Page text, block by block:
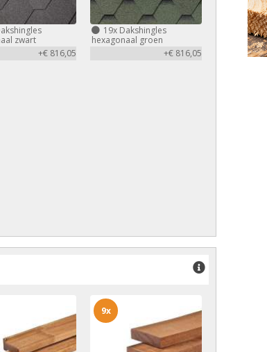
zwart
+€ 816,05
19x Dakshingles
hexagonaal groen
+€ 816,05
9x